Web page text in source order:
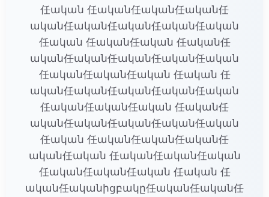
任ական 任ական任ական任ական任
ական任ական任ական任ական任ական
任ական 任ական任ական 任ական任
ական任ական任ական任ական任ական
任ական任ական任ական 任ական 任
ական任ական任ական任ական任ական
任ական任ական任ական 任ական任
ական任ական任ական任ական任ական
任ական 任ական任ական任ական任
ական任ական 任ական任ական任ական
任ական任ական任ական 任ական 任
ական任ականիցբակը任ական任ական任